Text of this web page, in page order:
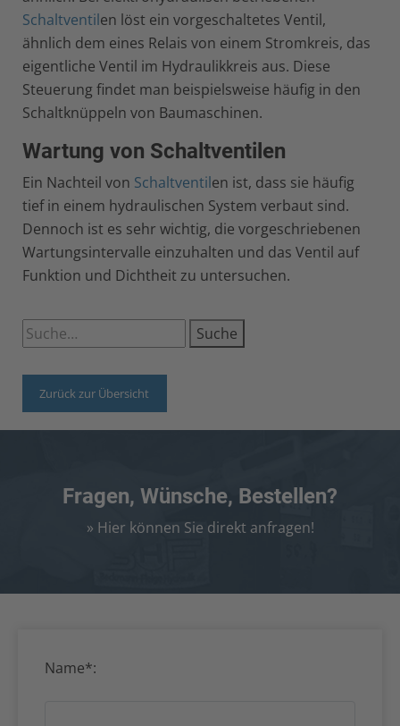
Schaltventilen löst ein vorgeschaltetes Ventil,
ähnlich dem eines Relais von einem Stromkreis, das
eigentliche Ventil im Hydraulikkreis aus. Diese
Steuerung findet man beispielsweise häufig in den
Schaltknüppeln von Baumaschinen.
Wartung von Schaltventilen
Ein Nachteil von Schaltventilen ist, dass sie häufig
tief in einem hydraulischen System verbaut sind.
Dennoch ist es sehr wichtig, die vorgeschriebenen
Wartungsintervalle einzuhalten und das Ventil auf
Funktion und Dichtheit zu untersuchen.
Suche
Zurück zur Übersicht
Fragen, Wünsche, Bestellen?
» Hier können Sie direkt anfragen!
Name*: